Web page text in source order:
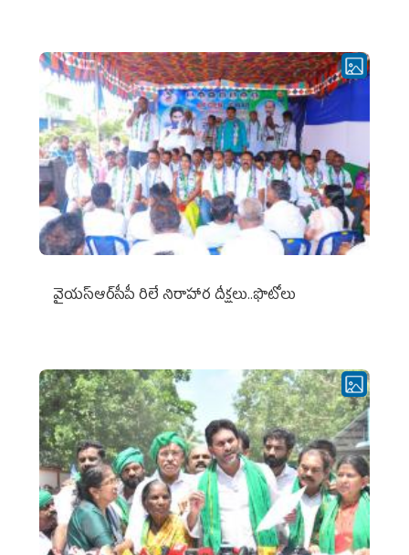
వైయ‌స్ఆర్‌సీపీ రిలే నిరాహార దీక్షలు..ఫొటోలు